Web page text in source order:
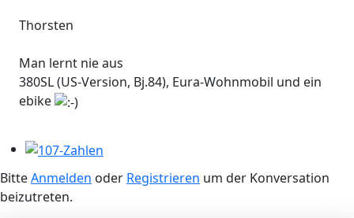
107-Zahlen
Thorsten
Man lernt nie aus
380SL (US-Version, Bj.84), Eura-Wohnmobil und ein
ebike
BitteAnmelden oder Registrieren um der Konversation
beizutreten.